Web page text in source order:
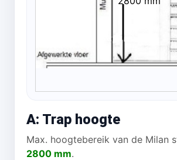
A: Trap hoogte
Max. hoogtebereik van de Milan
2800 mm.